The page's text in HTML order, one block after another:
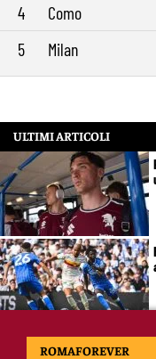
4
Como
5
Milan
ULTIMI ARTICOLI
ROMAFOREVER